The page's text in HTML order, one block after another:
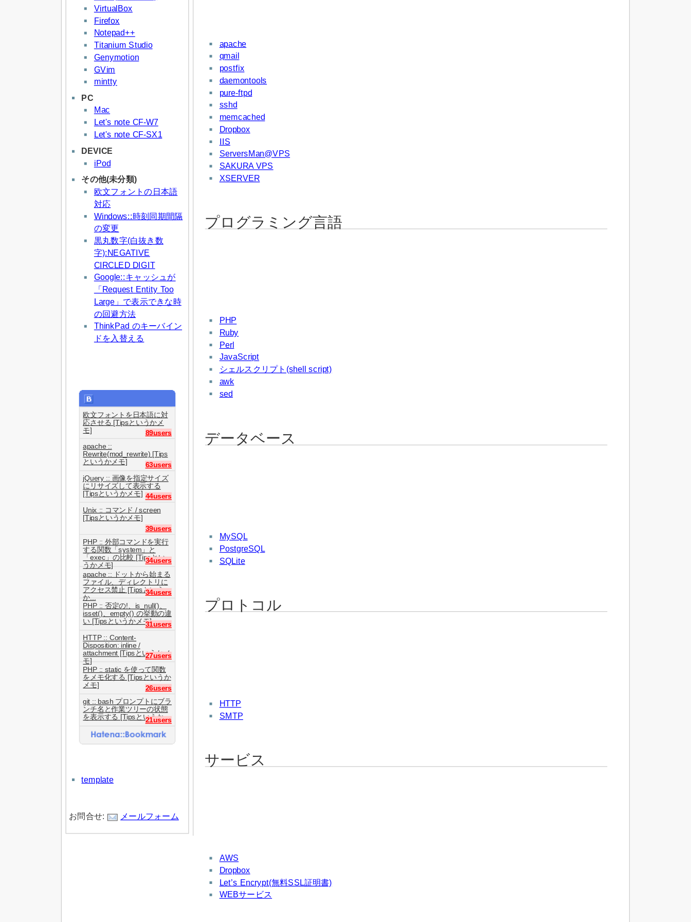
VirtualBox
Firefox
Notepad++
Titanium Studio
Genymotion
GVim
mintty
PC
Mac
Let's note CF-W7
Let's note CF-SX1
DEVICE
iPod
その他(未分類)
欧文フォントの日本語
対応
Windows::時刻同期間隔
の変更
黒丸数字(白抜き数
字):NEGATIVE
CIRCLED DIGIT
Google::キャッシュが
「Request Entity Too
Large」で表示できな時
の回避方法
ThinkPad のキーバイン
ドを入替える
欧文フォントを日本語に対
応させる [Tipsというかメ
モ]
89users
apache ::
Rewrite(mod_rewrite) [Tips
というかメモ]
63users
jQuery :: 画像を指定サイズ
にリサイズして表示する
[Tipsというかメモ] 44users
Unix :: コマンド / screen
[Tipsというかメモ]
39users
PHP :: 外部コマンドを実行
する関数「system」と
「exec」の比較 [Tipsとい
うかメモ]
34users
apache :: ドットから始まる
ファイル、ディレクトリに
アクセス禁止 [Tipsという
か...
34users
PHP :: 否定の!、is_null()、
isset()、empty() の挙動の違
い [Tipsというかメモ]31users
HTTP :: Content-
Disposition: inline /
attachment [Tipsというかメ
モ]
27users
PHP :: static を使って関数
をメモ化する [Tipsというか
メモ]
26users
git :: bash プロンプトにブラ
ンチ名と作業ツリーの状態
を表示する [Tipsというか...
21users
template
お問合せ: メールフォーム
apache
qmail
postfix
daemontools
pure-ftpd
sshd
memcached
Dropbox
IIS
ServersMan@VPS
SAKURA VPS
XSERVER
プログラミング言語
PHP
Ruby
Perl
JavaScript
シェルスクリプト(shell script)
awk
sed
データベース
MySQL
PostgreSQL
SQLite
プロトコル
HTTP
SMTP
サービス
AWS
Dropbox
Let’s Encrypt(無料SSL証明書)
WEBサービス